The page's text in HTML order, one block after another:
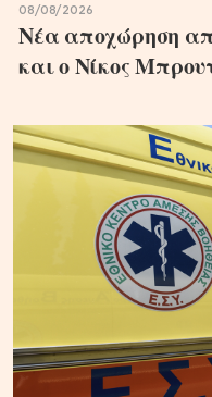
08/08/2026
Νέα αποχώρηση
και ο Νίκος